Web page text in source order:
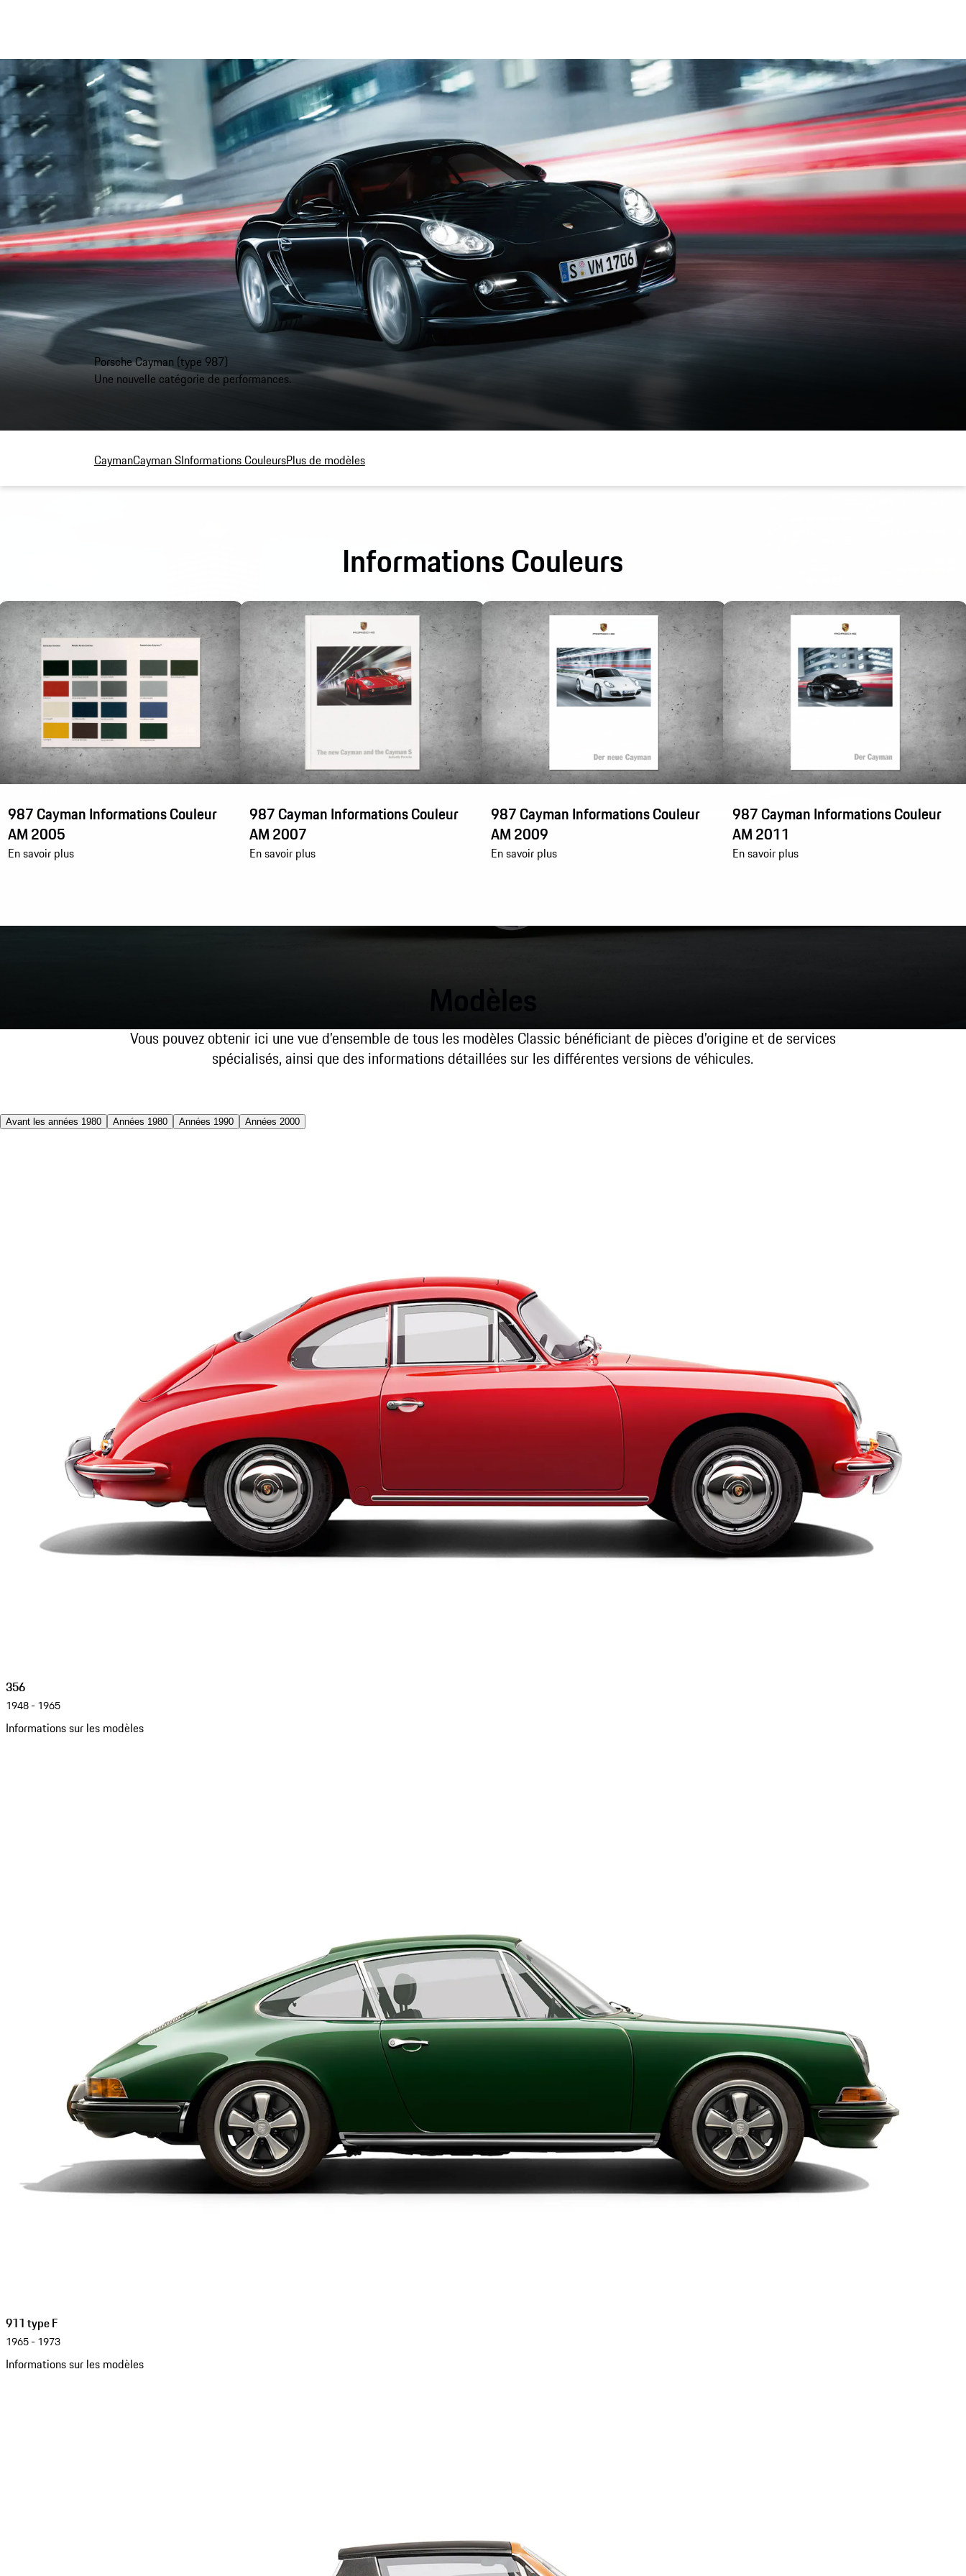
Porsche Cayman (type 987)
Une nouvelle catégorie de performances.
CaymanCayman SInformations CouleursPlus de modèles
Informations Couleurs
987 Cayman Informations Couleur
AM 2005
En savoir plus
987 Cayman Informations Couleur
AM 2007
En savoir plus
987 Cayman Informations Couleur
AM 2009
En savoir plus
987 Cayman Informations Couleur
AM 2011
En savoir plus
Modèles
Vous pouvez obtenir ici une vue d’ensemble de tous les modèles Classic bénéficiant de pièces d’origine et de services
spécialisés, ainsi que des informations détaillées sur les différentes versions de véhicules.
Avant les années 1980 Années 1980 Années 1990 Années 2000
356
1948 - 1965
Informations sur les modèles
911 type F
1965 - 1973
Informations sur les modèles